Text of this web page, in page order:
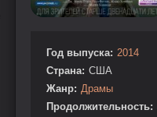
Год выпуска: 2014
Страна: США
Жанр: Драмы
Продолжительность: